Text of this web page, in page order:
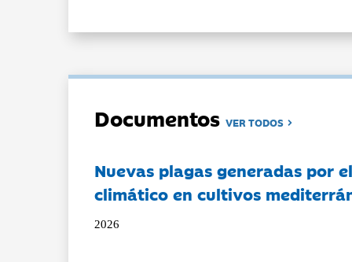
DocumentosVER TODOS
Nuevas plagas generadas por
climático en cultivos
2026